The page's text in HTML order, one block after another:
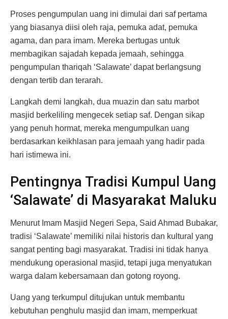
Proses pengumpulan uang ini dimulai dari saf pertama
yang biasanya diisi oleh raja, pemuka adat, pemuka
agama, dan para imam. Mereka bertugas untuk
membagikan sajadah kepada jemaah, sehingga
pengumpulan thariqah ‘Salawate’ dapat berlangsung
dengan tertib dan terarah.
Langkah demi langkah, dua muazin dan satu marbot
masjid berkeliling mengecek setiap saf. Dengan sikap
yang penuh hormat, mereka mengumpulkan uang
berdasarkan keikhlasan para jemaah yang hadir pada
hari istimewa ini.
Pentingnya Tradisi Kumpul Uang
‘Salawate’ di Masyarakat Maluku
Menurut Imam Masjid Negeri Sepa, Said Ahmad Bubakar,
tradisi ‘Salawate’ memiliki nilai historis dan kultural yang
sangat penting bagi masyarakat. Tradisi ini tidak hanya
mendukung operasional masjid, tetapi juga menyatukan
warga dalam kebersamaan dan gotong royong.
Uang yang terkumpul ditujukan untuk membantu
kebutuhan penghulu masjid dan imam, memperkuat